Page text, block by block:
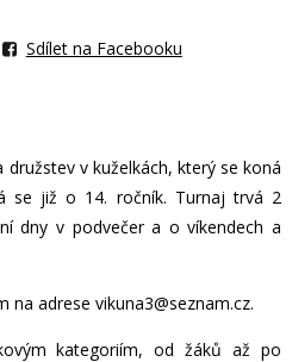
Sdílet na Facebooku
v kuželkách, který se koná
se již o 14. ročník. Turnaj trvá 2
dny v podvečer a o víkendech a
adrese vikuna3@seznam.cz.
kategoriím, od žáků až po